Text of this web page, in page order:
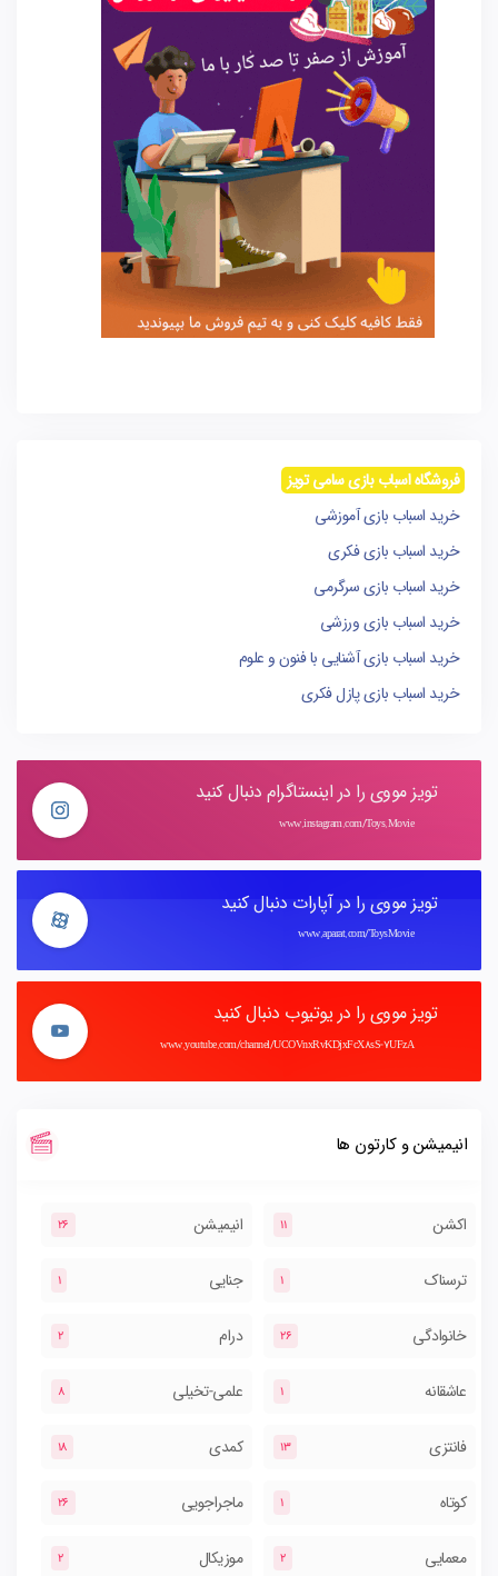
فروشگاه اسباب بازی سامی تویز
خرید اسباب بازی آموزشی
خرید اسباب بازی فکری
خرید اسباب بازی سرگرمی
خرید اسباب بازی ورزشی
خرید اسباب بازی آشنایی با فنون و علوم
خرید اسباب بازی پازل فکری
تویز مووی را در اینستاگرام دنبال کنید
www.instagram.com/Toys.Movie
تویز مووی را در آپارات دنبال کنید
www.aparat.com/ToysMovie
تویز مووی را در یوتیوب دنبال کنید
www.youtube.com/channel/UCOVnxRvKDjxFcX8sS-7UFzA
انیمیشن و کارتون ها
اکشن 11 انیمیشن 26
ترسناک 1 جنایی 1
خانوادگی 26 درام 2
عاشقانه 1 علمی-تخیلی 8
فانتزی 13 کمدی 18
کوتاه 1 ماجراجویی 26
معمایی 2 موزیکال 2